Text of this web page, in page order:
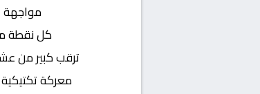
مواجهة
كل نقطة
ترقب كبير من
معركة تكتيكية